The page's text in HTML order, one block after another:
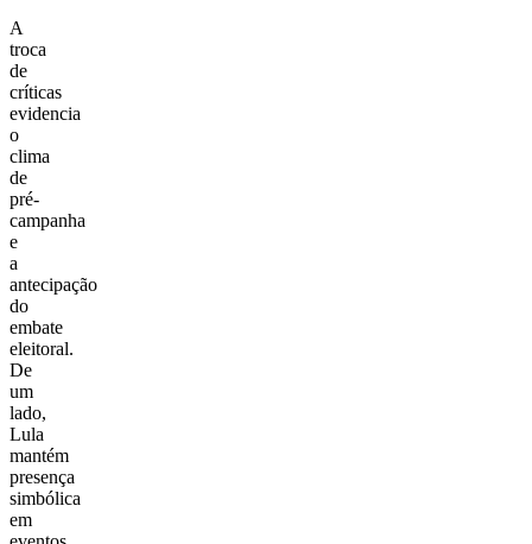
A
troca
de
críticas
evidencia
o
clima
de
pré-
campanha
e
a
antecipação
do
embate
eleitoral.
De
um
lado,
Lula
mantém
presença
simbólica
em